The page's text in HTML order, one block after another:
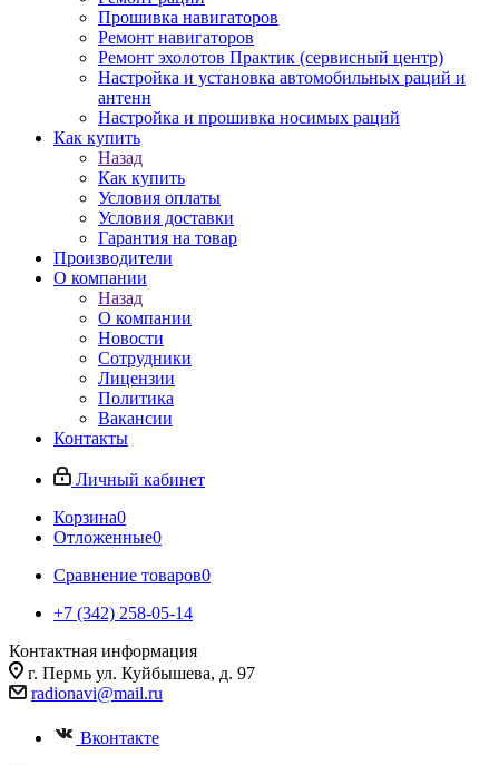
Прошивка навигаторов
Ремонт навигаторов
Ремонт эхолотов Практик (сервисный центр)
Настройка и установка автомобильных раций и
антенн
Настройка и прошивка носимых раций
Как купить
Назад
Как купить
Условия оплаты
Условия доставки
Гарантия на товар
Производители
О компании
Назад
О компании
Новости
Сотрудники
Лицензии
Политика
Вакансии
Контакты
Личный кабинет
Корзина0
Отложенные0
Сравнение товаров0
+7 (342) 258-05-14
Контактная информация
г. Пермь ул. Куйбышева, д. 97
radionavi@mail.ru
Вконтакте